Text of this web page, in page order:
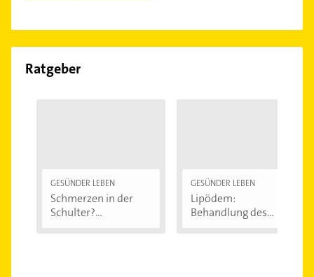
Ratgeber
GESÜNDER LEBEN
Schmerzen in der
Schulter?
GESÜNDER LEBEN
Lipödem:
Behandlung des